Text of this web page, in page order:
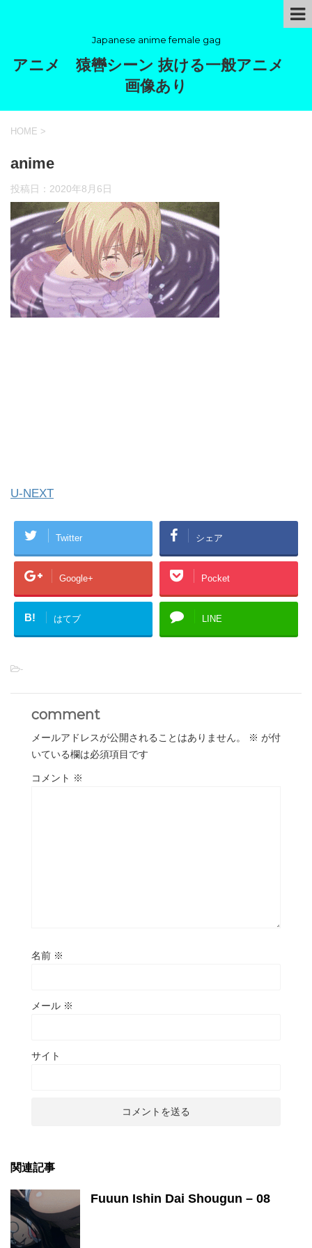
Japanese anime female gag
アニメ 猿轡シーン 抜ける一般アニメ
画像あり
HOME >
anime
投稿日： 2020年8月6日
U-NEXT
Twitter シェア
Google+ Pocket
B! はてブ LINE
-
comment
メールアドレスが公開されることはありません。 ※ が付
いている欄は必須項目です
コメント ※
名前 ※
メール ※
サイト
関連記事
Fuuun Ishin Dai Shougun – 08